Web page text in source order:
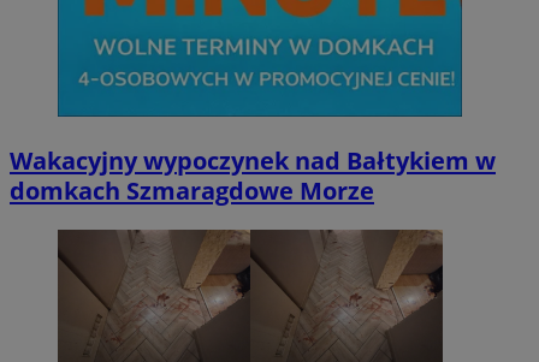
Wakacyjny wypoczynek nad Bałtykiem w
domkach Szmaragdowe Morze